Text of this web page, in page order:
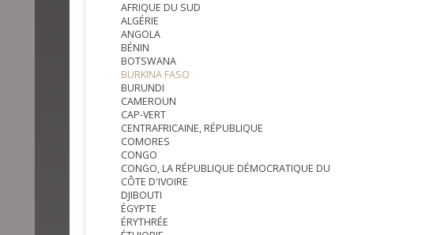
AFRIQUE DU SUD
ALGÉRIE
ANGOLA
BÉNIN
BOTSWANA
BURKINA FASO
BURUNDI
CAMEROUN
CAP-VERT
CENTRAFRICAINE, RÉPUBLIQUE
COMORES
CONGO
CONGO, LA RÉPUBLIQUE DÉMOCRATIQUE DU
CÔTE D'IVOIRE
DJIBOUTI
ÉGYPTE
ÉRYTHRÉE